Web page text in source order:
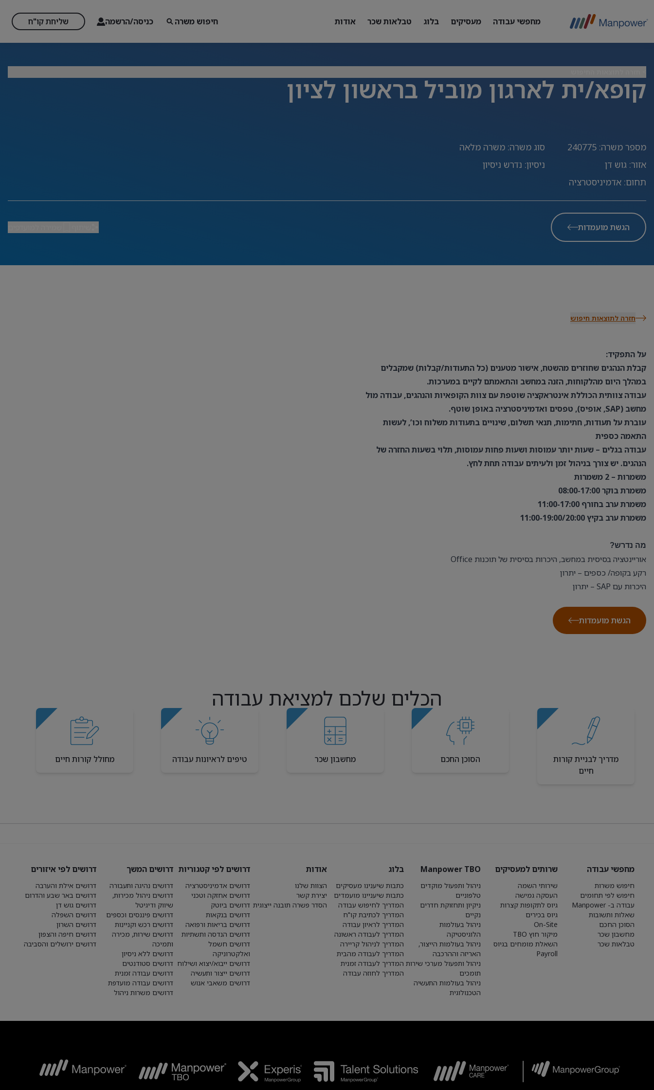
מחפשי עבודה מעסיקים בלוג טבלאות שכר אודות חיפוש משרה כניסה/הרשמה שליחת קו"ח
קופא/ית לארגון מוביל בראשון לציון
מספר משרה:
240775 סוג משרה: משרה מלאה
אזור: גוש דן ניסיון: נדרש ניסיון
תחום: אדמיניסטרציה
הגשת מועמדות
חזרה לתוצאות חיפוש
על התפקיד:
קבלת הנהגים שחוזרים מהשטח, אישור מטענים (כל התעודות/קבלות) שמקבלים
במהלך היום מהלקוחות, הזנה במחשב והתאמתם לקיים במערכות.
עבודה צוותית הכוללת אינטראקציה שוטפת עם צוות הקופאיות והנהגים, עבודה מול
מחשב (SAP, אופיס), טפסים ואדמיניסטרציה באופן שוטף.
עוברת על תעודות, חתימות, תנאי תשלום, שינויים בתעודות משלוח וכו’, לעשות
התאמה כספית
עבודה בגלים – שעות יותר עמוסות ושעות פחות עמוסות, תלוי בשעות החזרה של
הנהגים. יש צורך בניהול זמן ולעיתים עבודה תחת לחץ.
משמרות – 2 משמרות
משמרת בוקר 08:00-17:00
משמרת ערב בחורף 11:00-17:00
משמרת ערב בקיץ 11:00-19:00/20:00
מה נדרש?
אוריינטציה בסיסית במחשב, היכרות בסיסית של תוכנות Office
רקע בקופה/ כספים – יתרון
היכרות עם SAP – יתרון
הגשת מועמדות
הכלים שלכם למציאת עבודה
מדריך לבניית קורות
חיים
הסוכן החכם מחשבון שכר טיפים לראיונות עבודה מחולל קורות חיים
מחפשי עבודה
חיפוש משרות
חיפוש לפי תחומים
עבודה ב- Manpower
שאלות ותשובות
הסוכן החכם
מחשבון שכר
טבלאות שכר
שרותים למעסיקים
שירותי השמה
העסקה גמישה
גיוס לתקופות קצרות
גיוס בכירים
On-Site
מיקור חוץ TBO
השאלת מומחים בגיוס
Payroll
Manpower TBO
ניהול ותפעול מוקדים
טלפוניים
ניקיון ותחזוקת חדרים
נקיים
ניהול בעולמות
הלוגיסטיקה
ניהול בעולמות הייצור,
האריזה וההרכבה
ניהול ותפעול מערכי שירות
תומכים
ניהול בעולמות התעשיה
הטכנולוגית
בלוג
כתבות שיענינו מעסיקים
כתבות שיעניינו מועמדים
המדריך לחיפוש עבודה
המדריך לכתיבת קו"ח
המדריך לראיון עבודה
המדריך לעבודה ראשונה
המדריך לניהול קריירה
המדריך לעבודה מהבית
המדריך לעבודה זמנית
המדריך לחוזה עבודה
אודות
הצוות שלנו
יצירת קשר
הסדר פשרה תובנה ייצוגית
דרושים לפי קטגוריות
דרושים אדמיניסטרציה
דרושים אחזקה וטכני
דרושים ביוטק
דרושים בנקאות
דרושים בריאות ורפואה
דרושים הנדסה ותשתיות
דרושים חשמל
ואלקטרוניקה
דרושים ייבוא/יצוא ושילוח
דרושים ייצור ותעשיה
דרושים משאבי אנוש
דרושים המשך
דרושים נהיגה ותעבורה
דרושים ניהול מכירות,
שיווק ודיגיטל
דרושים פיננסים וכספים
דרושים רכש וקניינות
דרושים שירות, מכירה
ותמיכה
דרושים ללא ניסיון
דרושים סטודנטים
דרושים עבודה זמנית
דרושים עבודה מועדפת
דרושים משרות ניהול
דרושים לפי איזורים
דרושים אילת והערבה
דרושים באר שבע והדרום
דרושים גוש דן
דרושים השפלה
דרושים השרון
דרושים חיפה והצפון
דרושים ירושלים והסביבה